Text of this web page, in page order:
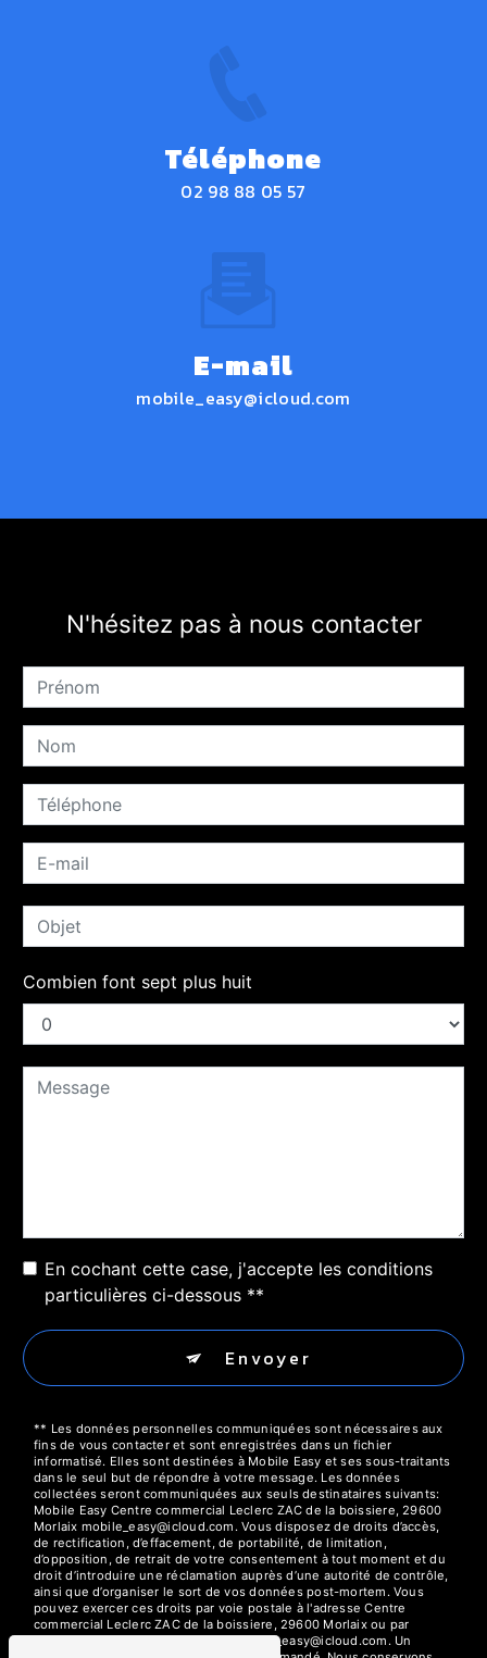
Téléphone
02 98 88 05 57
E-mail
mobile_easy@icloud.com
N'hésitez pas à nous contacter
Combien font sept plus huit
En cochant cette case, j'accepte les conditions
particulières ci-dessous **
Envoyer
** Les données personnelles communiquées sont nécessaires aux
fins de vous contacter et sont enregistrées dans un fichier
informatisé. Elles sont destinées à Mobile Easy et ses sous-traitants
dans le seul but de répondre à votre message. Les données
collectées seront communiquées aux seuls destinataires suivants:
Mobile Easy Centre commercial Leclerc ZAC de la boissiere, 29600
Morlaix mobile_easy@icloud.com. Vous disposez de droits d’accès,
de rectification, d’effacement, de portabilité, de limitation,
d’opposition, de retrait de votre consentement à tout moment et du
droit d’introduire une réclamation auprès d’une autorité de contrôle,
ainsi que d’organiser le sort de vos données post-mortem. Vous
pouvez exercer ces droits par voie postale à l'adresse Centre
commercial Leclerc ZAC de la boissiere, 29600 Morlaix ou par
courrier électronique à l'adresse mobile_easy@icloud.com. Un